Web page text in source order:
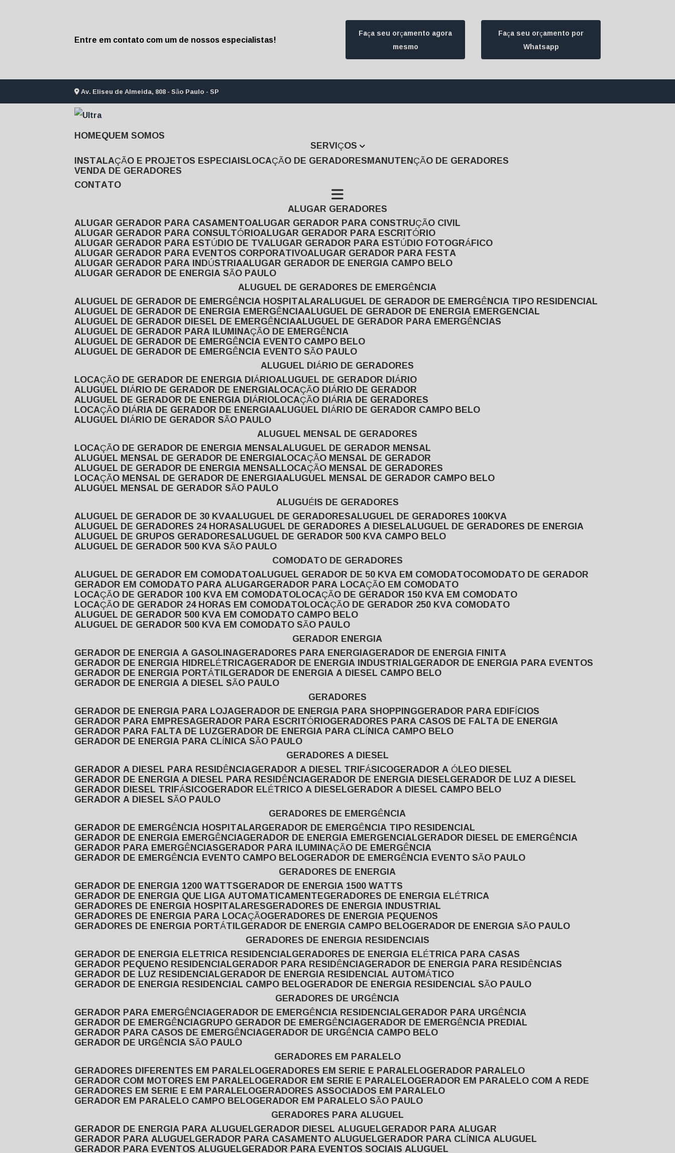
Entre em contato com um de nossos especialistas!
Faça seu orçamento agora
mesmo
Faça seu orçamento por
Whatsapp
Av. Eliseu de Almeida, 808 - São Paulo - SP
HOME QUEM SOMOS
SERVIÇOS
INSTALAÇÃO E PROJETOS ESPECIAIS LOCAÇÃO DE GERADORES MANUTENÇÃO DE GERADORES
VENDA DE GERADORES
CONTATO
ALUGAR GERADORES
ALUGAR GERADOR PARA CASAMENTO ALUGAR GERADOR PARA CONSTRUÇÃO CIVIL
ALUGAR GERADOR PARA CONSULTÓRIO ALUGAR GERADOR PARA ESCRITÓRIO
ALUGAR GERADOR PARA ESTÚDIO DE TV ALUGAR GERADOR PARA ESTÚDIO FOTOGRÁFICO
ALUGAR GERADOR PARA EVENTOS CORPORATIVO ALUGAR GERADOR PARA FESTA
ALUGAR GERADOR PARA INDÚSTRIA ALUGAR GERADOR DE ENERGIA CAMPO BELO
ALUGAR GERADOR DE ENERGIA SÃO PAULO
ALUGUEL DE GERADORES DE EMERGÊNCIA
ALUGUEL DE GERADOR DE EMERGÊNCIA HOSPITALAR ALUGUEL DE GERADOR DE EMERGÊNCIA TIPO RESIDENCIAL
ALUGUEL DE GERADOR DE ENERGIA EMERGÊNCIA ALUGUEL DE GERADOR DE ENERGIA EMERGENCIAL
ALUGUEL DE GERADOR DIESEL DE EMERGÊNCIA ALUGUEL DE GERADOR PARA EMERGÊNCIAS
ALUGUEL DE GERADOR PARA ILUMINAÇÃO DE EMERGÊNCIA
ALUGUEL DE GERADOR DE EMERGÊNCIA EVENTO CAMPO BELO
ALUGUEL DE GERADOR DE EMERGÊNCIA EVENTO SÃO PAULO
ALUGUEL DIÁRIO DE GERADORES
LOCAÇÃO DE GERADOR DE ENERGIA DIÁRIO ALUGUEL DE GERADOR DIÁRIO
ALUGUEL DIÁRIO DE GERADOR DE ENERGIA LOCAÇÃO DIÁRIO DE GERADOR
ALUGUEL DE GERADOR DE ENERGIA DIÁRIO LOCAÇÃO DIÁRIA DE GERADORES
LOCAÇÃO DIÁRIA DE GERADOR DE ENERGIA ALUGUEL DIÁRIO DE GERADOR CAMPO BELO
ALUGUEL DIÁRIO DE GERADOR SÃO PAULO
ALUGUEL MENSAL DE GERADORES
LOCAÇÃO DE GERADOR DE ENERGIA MENSAL ALUGUEL DE GERADOR MENSAL
ALUGUEL MENSAL DE GERADOR DE ENERGIA LOCAÇÃO MENSAL DE GERADOR
ALUGUEL DE GERADOR DE ENERGIA MENSAL LOCAÇÃO MENSAL DE GERADORES
LOCAÇÃO MENSAL DE GERADOR DE ENERGIA ALUGUEL MENSAL DE GERADOR CAMPO BELO
ALUGUEL MENSAL DE GERADOR SÃO PAULO
ALUGUÉIS DE GERADORES
ALUGUEL DE GERADOR DE 30 KVA ALUGUEL DE GERADORES ALUGUEL DE GERADORES 100KVA
ALUGUEL DE GERADORES 24 HORAS ALUGUEL DE GERADORES A DIESEL ALUGUEL DE GERADORES DE ENERGIA
ALUGUEL DE GRUPOS GERADORES ALUGUEL DE GERADOR 500 KVA CAMPO BELO
ALUGUEL DE GERADOR 500 KVA SÃO PAULO
COMODATO DE GERADORES
ALUGUEL DE GERADOR EM COMODATO ALUGUEL GERADOR DE 50 KVA EM COMODATO COMODATO DE GERADOR
GERADOR EM COMODATO PARA ALUGAR GERADOR PARA LOCAÇÃO EM COMODATO
LOCAÇÃO DE GERADOR 100 KVA EM COMODATO LOCAÇÃO DE GERADOR 150 KVA EM COMODATO
LOCAÇÃO DE GERADOR 24 HORAS EM COMODATO LOCAÇÃO DE GERADOR 250 KVA COMODATO
ALUGUEL DE GERADOR 500 KVA EM COMODATO CAMPO BELO
ALUGUEL DE GERADOR 500 KVA EM COMODATO SÃO PAULO
GERADOR ENERGIA
GERADOR DE ENERGIA A GASOLINA GERADORES PARA ENERGIA GERADOR DE ENERGIA FINITA
GERADOR DE ENERGIA HIDRELÉTRICA GERADOR DE ENERGIA INDUSTRIAL GERADOR DE ENERGIA PARA EVENTOS
GERADOR DE ENERGIA PORTÁTIL GERADOR DE ENERGIA A DIESEL CAMPO BELO
GERADOR DE ENERGIA A DIESEL SÃO PAULO
GERADORES
GERADOR DE ENERGIA PARA LOJA GERADOR DE ENERGIA PARA SHOPPING GERADOR PARA EDIFÍCIOS
GERADOR PARA EMPRESA GERADOR PARA ESCRITÓRIO GERADORES PARA CASOS DE FALTA DE ENERGIA
GERADOR PARA FALTA DE LUZ GERADOR DE ENERGIA PARA CLÍNICA CAMPO BELO
GERADOR DE ENERGIA PARA CLÍNICA SÃO PAULO
GERADORES A DIESEL
GERADOR A DIESEL PARA RESIDÊNCIA GERADOR A DIESEL TRIFÁSICO GERADOR A ÓLEO DIESEL
GERADOR DE ENERGIA A DIESEL PARA RESIDÊNCIA GERADOR DE ENERGIA DIESEL GERADOR DE LUZ A DIESEL
GERADOR DIESEL TRIFÁSICO GERADOR ELÉTRICO A DIESEL GERADOR A DIESEL CAMPO BELO
GERADOR A DIESEL SÃO PAULO
GERADORES DE EMERGÊNCIA
GERADOR DE EMERGÊNCIA HOSPITALAR GERADOR DE EMERGÊNCIA TIPO RESIDENCIAL
GERADOR DE ENERGIA EMERGÊNCIA GERADOR DE ENERGIA EMERGENCIAL GERADOR DIESEL DE EMERGÊNCIA
GERADOR PARA EMERGÊNCIAS GERADOR PARA ILUMINAÇÃO DE EMERGÊNCIA
GERADOR DE EMERGÊNCIA EVENTO CAMPO BELO GERADOR DE EMERGÊNCIA EVENTO SÃO PAULO
GERADORES DE ENERGIA
GERADOR DE ENERGIA 1200 WATTS GERADOR DE ENERGIA 1500 WATTS
GERADOR DE ENERGIA QUE LIGA AUTOMATICAMENTE GERADORES DE ENERGIA ELÉTRICA
GERADORES DE ENERGIA HOSPITALARES GERADORES DE ENERGIA INDUSTRIAL
GERADORES DE ENERGIA PARA LOCAÇÃO GERADORES DE ENERGIA PEQUENOS
GERADORES DE ENERGIA PORTÁTIL GERADOR DE ENERGIA CAMPO BELO GERADOR DE ENERGIA SÃO PAULO
GERADORES DE ENERGIA RESIDENCIAIS
GERADOR DE ENERGIA ELETRICA RESIDENCIAL GERADORES DE ENERGIA ELÉTRICA PARA CASAS
GERADOR PEQUENO RESIDENCIAL GERADOR PARA RESIDÊNCIA GERADOR DE ENERGIA PARA RESIDÊNCIAS
GERADOR DE LUZ RESIDENCIAL GERADOR DE ENERGIA RESIDENCIAL AUTOMÁTICO
GERADOR DE ENERGIA RESIDENCIAL CAMPO BELO GERADOR DE ENERGIA RESIDENCIAL SÃO PAULO
GERADORES DE URGÊNCIA
GERADOR PARA EMERGÊNCIA GERADOR DE EMERGÊNCIA RESIDENCIAL GERADOR PARA URGÊNCIA
GERADOR DE EMERGÊNCIA GRUPO GERADOR DE EMERGÊNCIA GERADOR DE EMERGÊNCIA PREDIAL
GERADOR PARA CASOS DE EMERGÊNCIA GERADOR DE URGÊNCIA CAMPO BELO
GERADOR DE URGÊNCIA SÃO PAULO
GERADORES EM PARALELO
GERADORES DIFERENTES EM PARALELO GERADORES EM SERIE E PARALELO GERADOR PARALELO
GERADOR COM MOTORES EM PARALELO GERADOR EM SERIE E PARALELO GERADOR EM PARALELO COM A REDE
GERADORES EM SERIE E EM PARALELO GERADORES ASSOCIADOS EM PARALELO
GERADOR EM PARALELO CAMPO BELO GERADOR EM PARALELO SÃO PAULO
GERADORES PARA ALUGUEL
GERADOR DE ENERGIA PARA ALUGUEL GERADOR DIESEL ALUGUEL GERADOR PARA ALUGAR
GERADOR PARA ALUGUEL GERADOR PARA CASAMENTO ALUGUEL GERADOR PARA CLÍNICA ALUGUEL
GERADOR PARA EVENTOS ALUGUEL GERADOR PARA EVENTOS SOCIAIS ALUGUEL